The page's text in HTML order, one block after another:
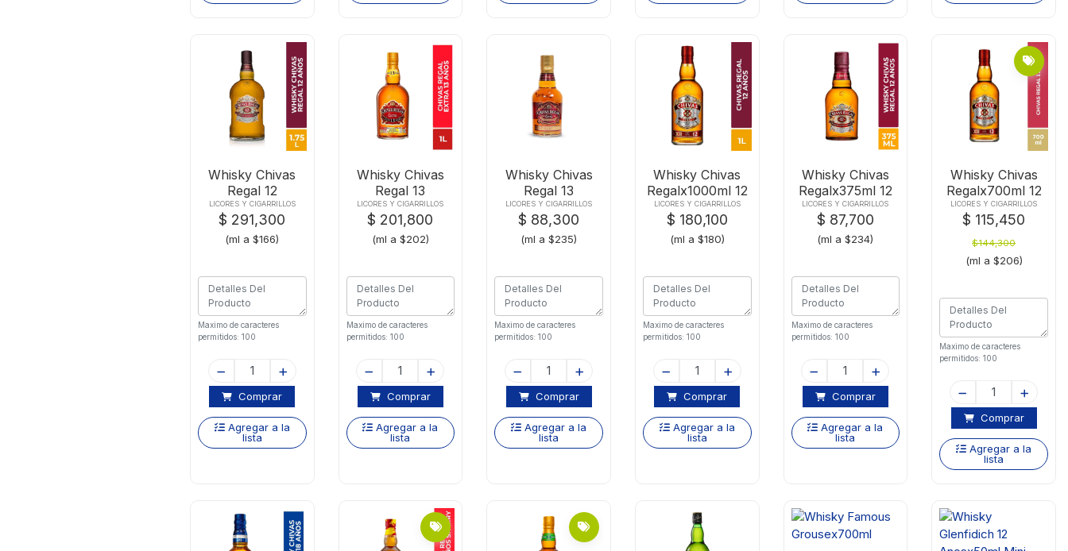
Whisky Chivas
Regal 12
Anosx1750ml
LICORES Y CIGARRILLOS
$ 291,300
(ml a $166)
Maximo de caracteres
permitidos: 100
Comprar
Agregar a la
lista
Whisky Chivas
Regal 13
Anosx1000ml
LICORES Y CIGARRILLOS
$ 201,800
(ml a $202)
Maximo de caracteres
permitidos: 100
Comprar
Agregar a la
lista
Whisky Chivas
Regal 13
Anosx375ml
LICORES Y CIGARRILLOS
$ 88,300
(ml a $235)
Maximo de caracteres
permitidos: 100
Comprar
Agregar a la
lista
Whisky Chivas
Regalx1000ml 12
Anos
LICORES Y CIGARRILLOS
$ 180,100
(ml a $180)
Maximo de caracteres
permitidos: 100
Comprar
Agregar a la
lista
Whisky Chivas
Regalx375ml 12
Anos
LICORES Y CIGARRILLOS
$ 87,700
(ml a $234)
Maximo de caracteres
permitidos: 100
Comprar
Agregar a la
lista
Whisky Chivas
Regalx700ml 12
Anos
LICORES Y CIGARRILLOS
$ 115,450
$144,300
(ml a $206)
Maximo de caracteres
permitidos: 100
Comprar
Agregar a la
lista